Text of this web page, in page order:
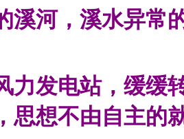
溪河，溪水异常
力发电站，缓缓
思想不由自主的